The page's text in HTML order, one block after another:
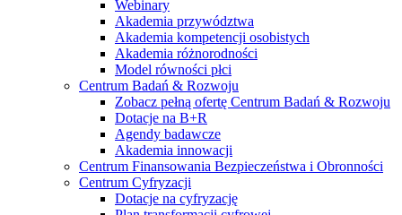
Webinary
Akademia przywództwa
Akademia kompetencji osobistych
Akademia różnorodności
Model równości płci
Centrum Badań & Rozwoju
Zobacz pełną ofertę Centrum Badań & Rozwoju
Dotacje na B+R
Agendy badawcze
Akademia innowacji
Centrum Finansowania Bezpieczeństwa i Obronności
Centrum Cyfryzacji
Dotacje na cyfryzację